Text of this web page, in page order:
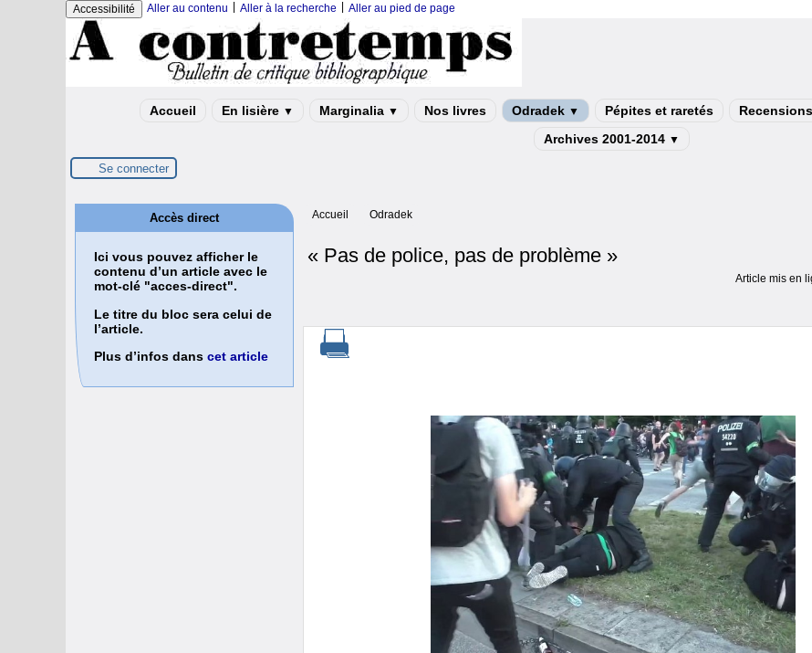
Accessibilité Aller au contenu Aller à la recherche Aller au pied de page
Accueil En lisière ▼ Marginalia ▼ Nos livres Odradek ▼ Pépites et raretés
Archives 2001-2014 ▼
Se connecter
Accueil Odradek
« Pas de police, pas de problème »
Article mis en
Accès direct
Ici vous pouvez afficher le
contenu d’un article avec le
mot-clé "acces-direct".
Le titre du bloc sera celui de
l’article.
Plus d’infos dans cet article